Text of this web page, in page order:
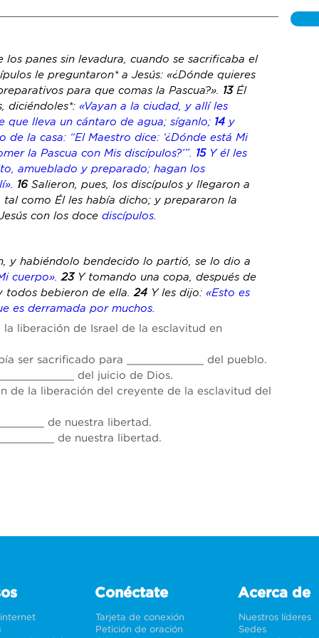
los panes sin levadura, cuando se sacrificaba el
le preguntaron* a Jesús: «¿Dónde quieres
para que comas la Pascua?». 13 Él
diciéndoles*: «Vayan a la ciudad, y allí les
que lleva un cántaro de agua; síganlo; 14 y
la casa: “El Maestro dice: ‘¿Dónde está Mi
la Pascua con Mis discípulos?’”. 15 Y él les
amueblado y preparado; hagan los
16 Salieron, pues, los discípulos y llegaron a
tal como Él les había dicho; y prepararon la
con los doce discípulos.
y habiéndolo bendecido lo partió, se lo dio a
cuerpo». 23 Y tomando una copa, después de
todos bebieron de ella. 24 Y les dijo: «Esto es
es derramada por muchos.
liberación de Israel de la esclavitud en
ser sacrificado para ____________ del pueblo.
del juicio de Dios.
de la liberación del creyente de la esclavitud del
de nuestra libertad.
de nuestra libertad.
Conéctate
Tarjeta de conexión
Petición de oración
Acerca de
Nuestros líderes
Sedes